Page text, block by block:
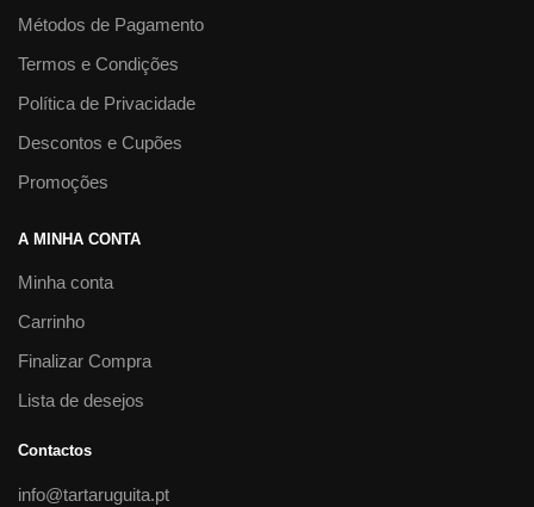
Métodos de Pagamento
Termos e Condições
Política de Privacidade
Descontos e Cupões
Promoções
A MINHA CONTA
Minha conta
Carrinho
Finalizar Compra
Lista de desejos
Contactos
info@tartaruguita.pt